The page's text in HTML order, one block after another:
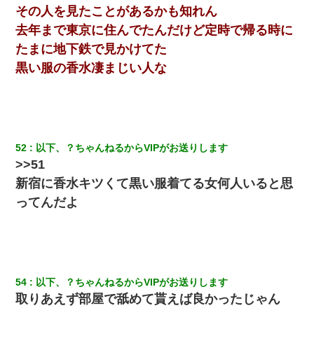
その人を見たことがあるかも知れん
去年まで東京に住んでたんだけど定時で帰る時に
たまに地下鉄で見かけてた
黒い服の香水凄まじい人な
52 以下、？ちゃんねるからVIPがお送りします
>>51
新宿に香水キツくて黒い服着てる女何人いると思
ってんだよ
54 以下、？ちゃんねるからVIPがお送りします
取りあえず部屋で舐めて貰えば良かったじゃん